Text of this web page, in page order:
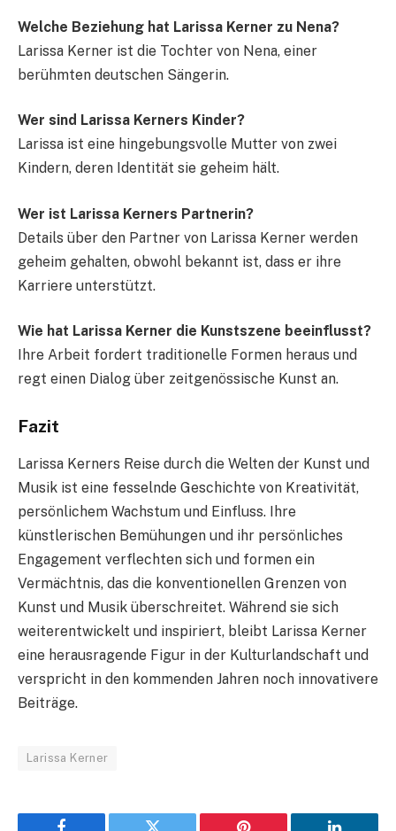
Welche Beziehung hat Larissa Kerner zu Nena?
Larissa Kerner ist die Tochter von Nena, einer
berühmten deutschen Sängerin.
Wer sind Larissa Kerners Kinder?
Larissa ist eine hingebungsvolle Mutter von zwei
Kindern, deren Identität sie geheim hält.
Wer ist Larissa Kerners Partnerin?
Details über den Partner von Larissa Kerner werden
geheim gehalten, obwohl bekannt ist, dass er ihre
Karriere unterstützt.
Wie hat Larissa Kerner die Kunstszene beeinflusst?
Ihre Arbeit fordert traditionelle Formen heraus und
regt einen Dialog über zeitgenössische Kunst an.
Fazit
Larissa Kerners Reise durch die Welten der Kunst und
Musik ist eine fesselnde Geschichte von Kreativität,
persönlichem Wachstum und Einfluss. Ihre
künstlerischen Bemühungen und ihr persönliches
Engagement verflechten sich und formen ein
Vermächtnis, das die konventionellen Grenzen von
Kunst und Musik überschreitet. Während sie sich
weiterentwickelt und inspiriert, bleibt Larissa Kerner
eine herausragende Figur in der Kulturlandschaft und
verspricht in den kommenden Jahren noch innovativere
Beiträge.
Larissa Kerner